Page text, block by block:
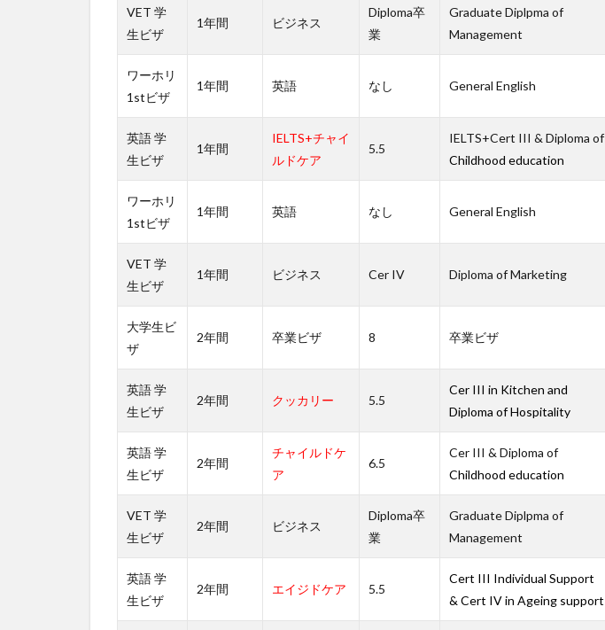
ラ
ト
2.1
学生
ビザ
専門
無料
3
女
性
に
な
専
門
コ
ー
も
ご
相
く
だ
さ
い
4
VET 学
生ビザ
1年間 ビジネス
Diploma卒
業
Graduate Diplpma of
Management
ワーホリ
1stビザ
1年間 英語 なし General English
英語 学
生ビザ
1年間
IELTS+チャイ
ルドケア
5.5
IELTS+Cert III & Diploma of
Childhood education
ワーホリ
1stビザ
1年間 英語 なし General English
VET 学
生ビザ
1年間 ビジネス Cer IV Diploma of Marketing
大学生ビ
ザ
2年間 卒業ビザ 8 卒業ビザ
英語 学
生ビザ
2年間 クッカリー 5.5
Cer III in Kitchen and
Diploma of Hospitality
英語 学
生ビザ
2年間
チャイルドケ
ア
6.5
Cer III & Diploma of
Childhood education
VET 学
生ビザ
2年間 ビジネス
Diploma卒
業
Graduate Diplpma of
Management
英語 学
生ビザ
2年間 エイジドケア 5.5
Cert III Individual Support
& Cert IV in Ageing support